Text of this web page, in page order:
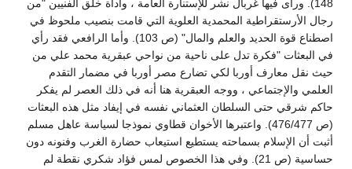
148). ورأى فيها غربال نشر للإستنارة العامة ، وأداة خلق الفنيين "من
رجال الأرستقراطية المحمدية العلوية التي قامت بنصيب ملحوظ في
اصطناع قوة الحديد والعلم والمال" (ص 103). وأما الرافعي فقد رأي
في البعثات "فكرة تدل على ناحية من نواحي عبقرية محمد علي من
حيث نقل معارف أوربا لكي تضارع مصر أوربا في مضمار التقدم
العلمي والإجتماعي ، ووجه العبقرية هنا أنه في ذلك العصر لم يفكر
حاكم شرقي حتى السلطان العثماني نفسه في إيفاد مثل هذه البعثات
(ص 476/477). واعتبرها الأخوان قطاوي نموذجا لسياسة عاهل مسلم
أثبت أن الإسلام بسماحته يستطيع استيعاب حضارة الغرب وفنونه دون
حساسية (ص 21). وفي هذا الخصوص لمس فؤاد شكري نقطة لم